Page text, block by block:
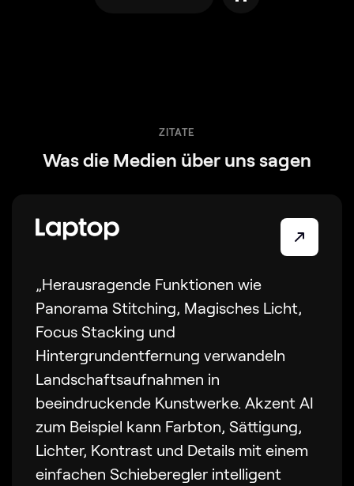
ZITATE
Was die Medien über uns sagen
„Herausragende Funktionen wie
Panorama Stitching, Magisches Licht,
Focus Stacking und
Hintergrundentfernung verwandeln
Landschaftsaufnahmen in
beeindruckende Kunstwerke. Akzent AI
zum Beispiel kann Farbton, Sättigung,
Lichter, Kontrast und Details mit einem
einfachen Schieberegler intelligent